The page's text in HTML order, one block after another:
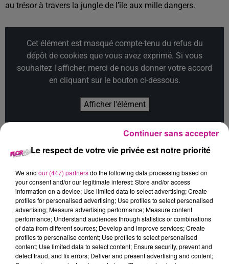
au trésor à travers la jungle de l’île aux mille dangers.
Cet élément est masqué compte-tenu du refus du
dépôt de cookies que vous avez exprimé. Si vous
souhaitez l'afficher, merci de nous donner votre accord
en cliquant sur le bouton ci-dessous.
Afficher l'élément
Le Petit Nicolas - Qu’est-ce qu’on attend pour être heureux
? :Penchés sur une large feuille blanche quelque part entre
et René Goscinny donnent vie à un petit garçon rieur et
malicieux, le Petit Nicolas. Entre camaraderie, disputes,
bagarres, jeux, bêtises, et punitions à la pelle, Nicolas vit une
enfance faite de joies et d’apprentissages. Au fil du récit, le
garçon se glisse dans l’atelier de ses créateurs, et les
interpelle avec drôlerie. Sempé et Goscinny lui raconteront
leur rencontre, leur amitié, mais aussi leurs parcours, leurs
secrets et leur enfance.
Le respect de votre vie privée est notre priorité
We and our (447) partnersdo the following data processing based on
your consent and/or our legitimate interest: Store and/or access
information on a device; Use limited data to select advertising; Create
profiles for personalised advertising; Use profiles to select personalised
advertising; Measure advertising performance; Measure content
performance; Understand audiences through statistics or combinations
of data from different sources; Develop and improve services; Create
profiles to personalise content; Use profiles to select personalised
content; Use limited data to select content; Ensure security, prevent and
detect fraud, and fix errors; Deliver and present advertising and content;
Continuer sans accepter